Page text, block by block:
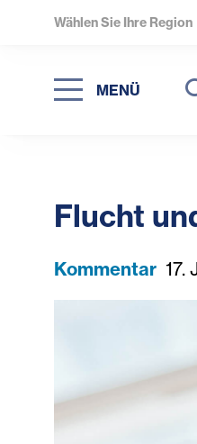
Wählen Sie Ihre Region
MENÜ
Flucht
Kommentar 17.